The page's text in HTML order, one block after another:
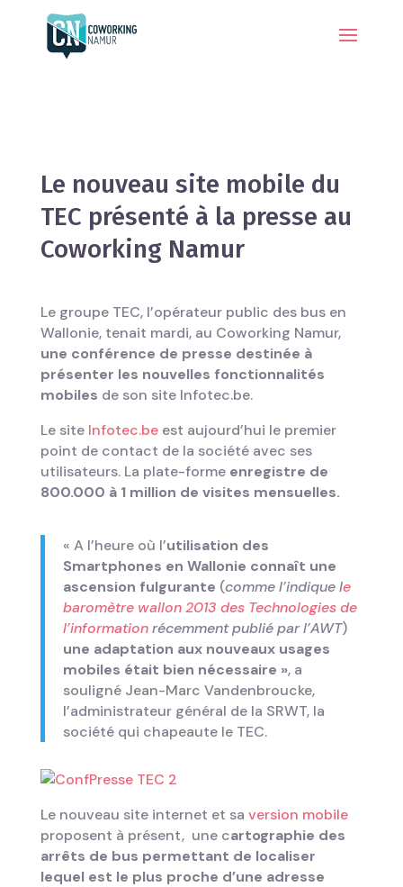
Le nouveau site mobile du
TEC présenté à la presse au
Coworking Namur
Le groupe TEC, l’opérateur public des bus en
Wallonie, tenait mardi, au Coworking Namur,
une conférence de presse destinée à
présenter les nouvelles fonctionnalités
mobiles de son site Infotec.be.
Le site Infotec.beest aujourd’hui le premier
point de contact de la société avec ses
utilisateurs. La plate-forme enregistre de
800.000 à 1 million de visites mensuelles.
« A l’heure où l’utilisation des
Smartphones en Wallonie connaît une
ascension fulgurante (comme l’indique le
baromètre wallon 2013 des Technologies de
l’informationrécemment publié par l’AWT)
une adaptation aux nouveaux usages
mobiles était bien nécessaire », a
souligné Jean-Marc Vandenbroucke,
l’administrateur général de la SRWT, la
société qui chapeaute le TEC.
Le nouveau site internet et sa version mobile
proposent à présent, une cartographie des
arrêts de bus permettant de localiser
lequel est le plus proche d’une adresse